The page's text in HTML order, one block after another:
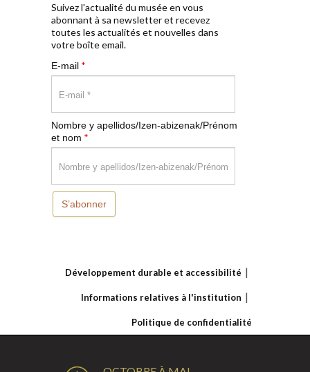
Suivez l'actualité du musée en vous
abonnant à sa newsletter et recevez
toutes les actualités et nouvelles dans
votre boîte email.
E-mail *
Nombre y apellidos/Izen-abizenak/Prénom
et nom *
S’abonner
Développement durable et accessibilité
Informations relatives à l'institution
Politique de confidentialité